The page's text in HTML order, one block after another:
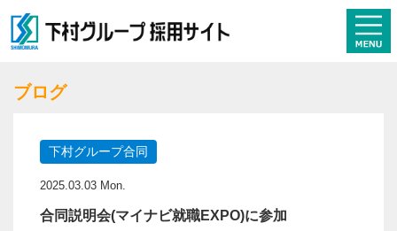
ブログ
下村グループ合同
2025.03.03 Mon.
合同説明会(マイナビ就職EXPO)に参加